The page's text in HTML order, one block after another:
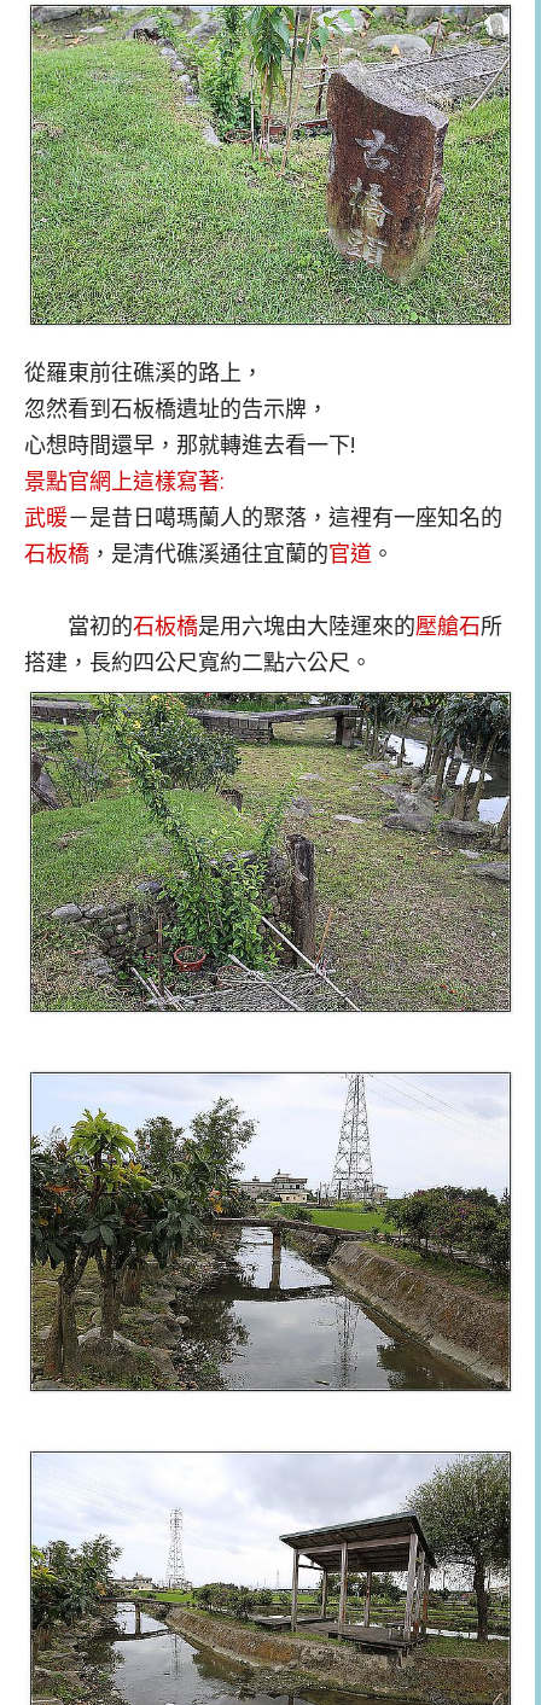
從羅東前往礁溪的路上，
忽然看到石板橋遺址的告示牌，
心想時間還早，那就轉進去看一下!
景點官網上這樣寫著:
武暖－是昔日噶瑪蘭人的聚落，這裡有一座知名的
石板橋 ，是清代礁溪通往宜蘭的官道 。
當初的石板橋是用六塊由大陸運來的壓艙石所
搭建，長約四公尺寬約二點六公尺。